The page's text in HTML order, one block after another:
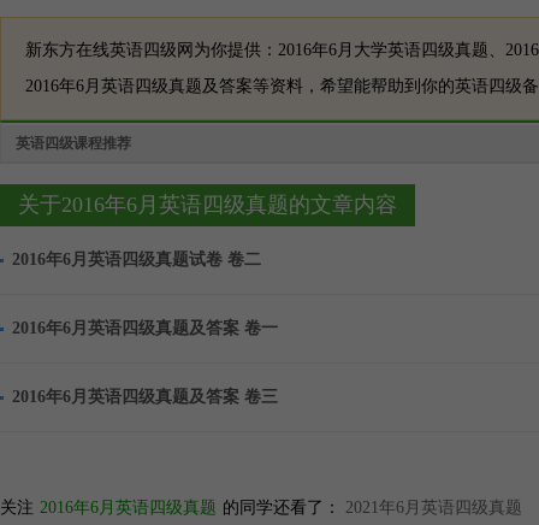
新东方在线英语四级网为你提供：2016年6月大学英语四级真题、
2016年6月英语四级真题及答案等资料，希望能帮助到你的英语四级
英语四级课程推荐
关于2016年6月英语四级真题的文章内容
2016年6月英语四级真题试卷 卷二
2016年6月英语四级真题及答案 卷一
2016年6月英语四级真题及答案 卷三
关注 2016年6月英语四级真题 的同学还看了： 2021年6月英语四级真题